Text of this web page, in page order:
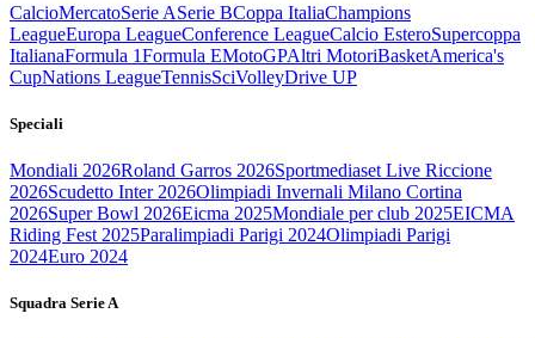
CalcioMercatoSerie ASerie BCoppa ItaliaChampions
LeagueEuropa LeagueConference LeagueCalcio EsteroSupercoppa
ItalianaFormula 1Formula EMotoGPAltri MotoriBasketAmerica's
CupNations LeagueTennisSciVolleyDrive UP
Speciali
Mondiali 2026Roland Garros 2026Sportmediaset Live Riccione
2026Scudetto Inter 2026Olimpiadi Invernali Milano Cortina
2026Super Bowl 2026Eicma 2025Mondiale per club 2025EICMA
Riding Fest 2025Paralimpiadi Parigi 2024Olimpiadi Parigi
2024Euro 2024
Squadra Serie A